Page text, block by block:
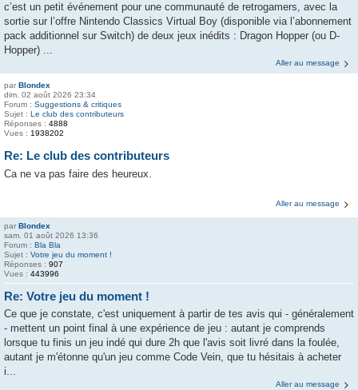
c’est un petit événement pour une communauté de retrogamers, avec la
sortie sur l’offre Nintendo Classics Virtual Boy (disponible via l’abonnement
pack additionnel sur Switch) de deux jeux inédits : Dragon Hopper (ou D-
Hopper) ...
Aller au message
par Blondex
dim. 02 août 2026 23:34
Forum : Suggestions & critiques
Sujet : Le club des contributeurs
Réponses : 4888
Vues : 1938202
Re: Le club des contributeurs
Ca ne va pas faire des heureux.
Aller au message
par Blondex
sam. 01 août 2026 13:36
Forum : Bla Bla
Sujet : Votre jeu du moment !
Réponses : 907
Vues : 443996
Re: Votre jeu du moment !
Ce que je constate, c'est uniquement à partir de tes avis qui - généralement
- mettent un point final à une expérience de jeu : autant je comprends
lorsque tu finis un jeu indé qui dure 2h que l'avis soit livré dans la foulée,
autant je m'étonne qu'un jeu comme Code Vein, que tu hésitais à acheter
i...
Aller au message